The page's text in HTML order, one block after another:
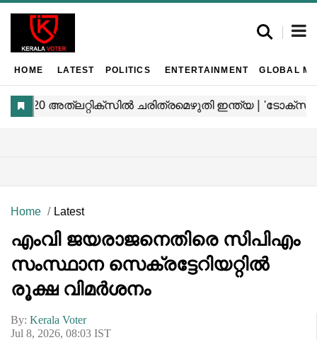
HOME LATEST POLITICS ENTERTAINMENT GLOBAL
Home Latest
എംവി ജയരാജനെതിരെ സിപിഎം
സംസ്ഥാന സെക്രട്ടേറിയറ്റിൽ
രൂക്ഷ വിമർശനം
By: Kerala Voter
Jul 8, 2026, 08:03 IST